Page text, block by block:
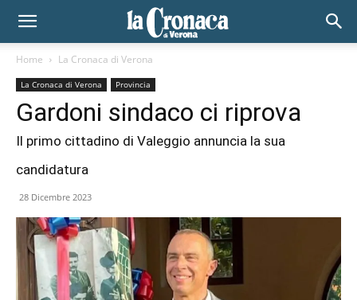
Home La Cronaca di Verona
La Cronaca di Verona Provincia
Gardoni sindaco ci riprova
Il primo cittadino di Valeggio annuncia la sua
candidatura
28 Dicembre 2023